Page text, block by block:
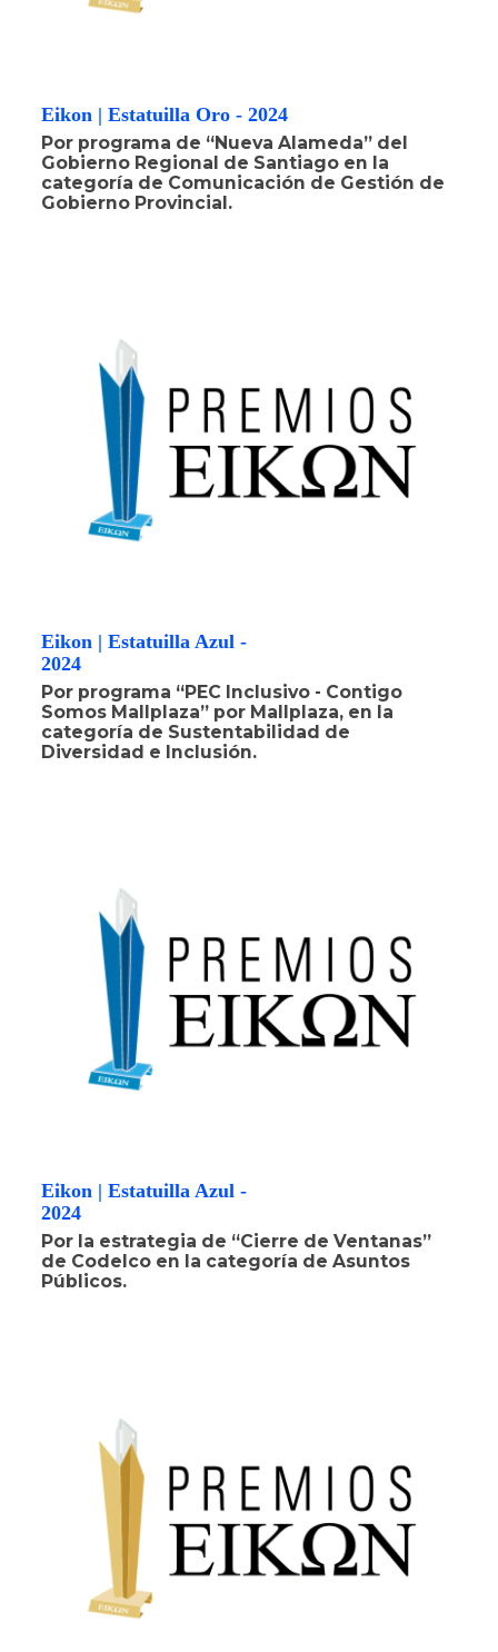
Eikon | Estatuilla Oro - 2024
Por programa de “Nueva Alameda” del
Gobierno Regional de Santiago en la
categoría de Comunicación de Gestión de
Gobierno Provincial.
Eikon | Estatuilla Azul -
2024
Por programa “PEC Inclusivo - Contigo
Somos Mallplaza” por Mallplaza, en la
categoría de Sustentabilidad de
Diversidad e Inclusión.
Eikon | Estatuilla Azul -
2024
Por la estrategia de “Cierre de Ventanas”
de Codelco en la categoría de Asuntos
Públicos.